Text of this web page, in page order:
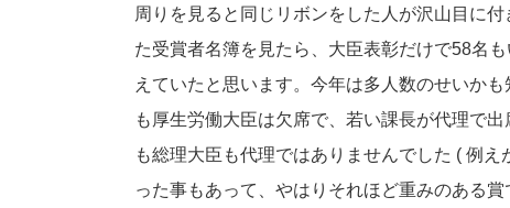
周りを見ると同じリボンをした人が沢山目に
た受賞者名簿を見たら、大臣表彰だけで58名
えていたと思います。今年は多人数のせいか
も厚生労働大臣は欠席で、若い課長が代理で
も総理大臣も代理ではありませんでした ( 例
った事もあって、やはりそれほど重みのある